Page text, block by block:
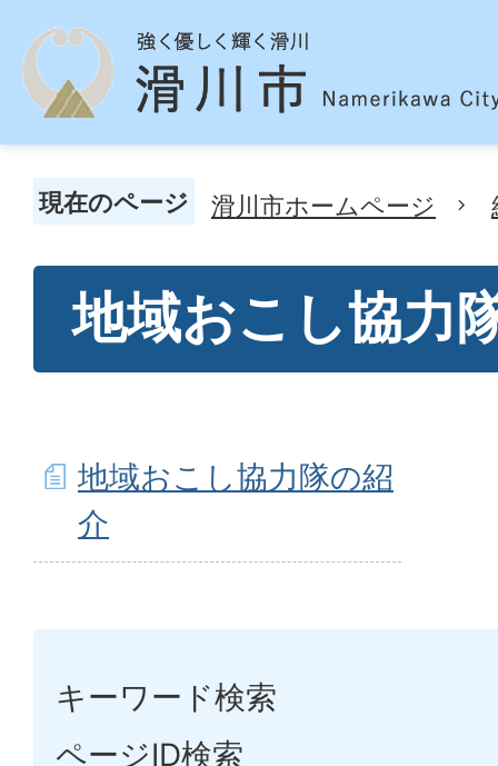
現在のページ 滑川市ホームページ
地域おこし協力
地域おこし協力隊の紹
介
キーワード検索
ページID検索